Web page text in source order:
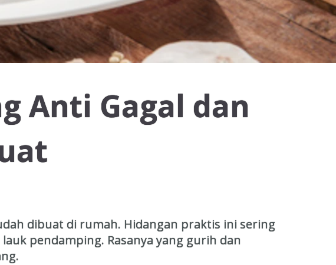
Anti Gagal dan
dibuat di rumah. Hidangan praktis ini sering
pendamping. Rasanya yang gurih dan